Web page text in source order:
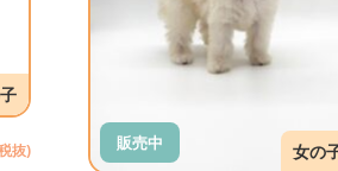
抜) 販売中 女の